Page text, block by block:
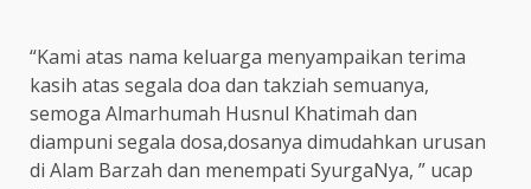
“Kami atas nama keluarga menyampaikan terima
kasih atas segala doa dan takziah semuanya,
semoga Almarhumah Husnul Khatimah dan
diampuni segala dosa,dosanya dimudahkan urusan
di Alam Barzah dan menempati SyurgaNya, ” ucap